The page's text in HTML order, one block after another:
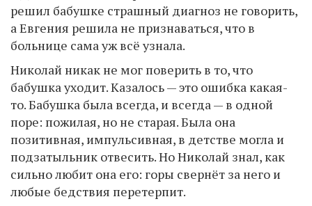
решил бабушке страшный диагноз не говорить,
а Евгения решила не признаваться, что в
больнице сама уж всё узнала.
Николай никак не мог поверить в то, что
бабушка уходит. Казалось — это ошибка какая-
то. Бабушка была всегда, и всегда — в одной
поре: пожилая, но не старая. Была она
позитивная, импульсивная, в детстве могла и
подзатыльник отвесить. Но Николай знал, как
сильно любит она его: горы свернёт за него и
любые бедствия перетерпит.